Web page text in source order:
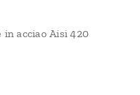
acciao Aisi 420